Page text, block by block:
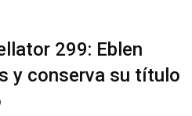
299: Eblen
y conserva su título